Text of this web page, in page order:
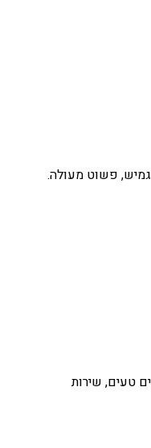
פשוט מעולה.
טעים, שירות